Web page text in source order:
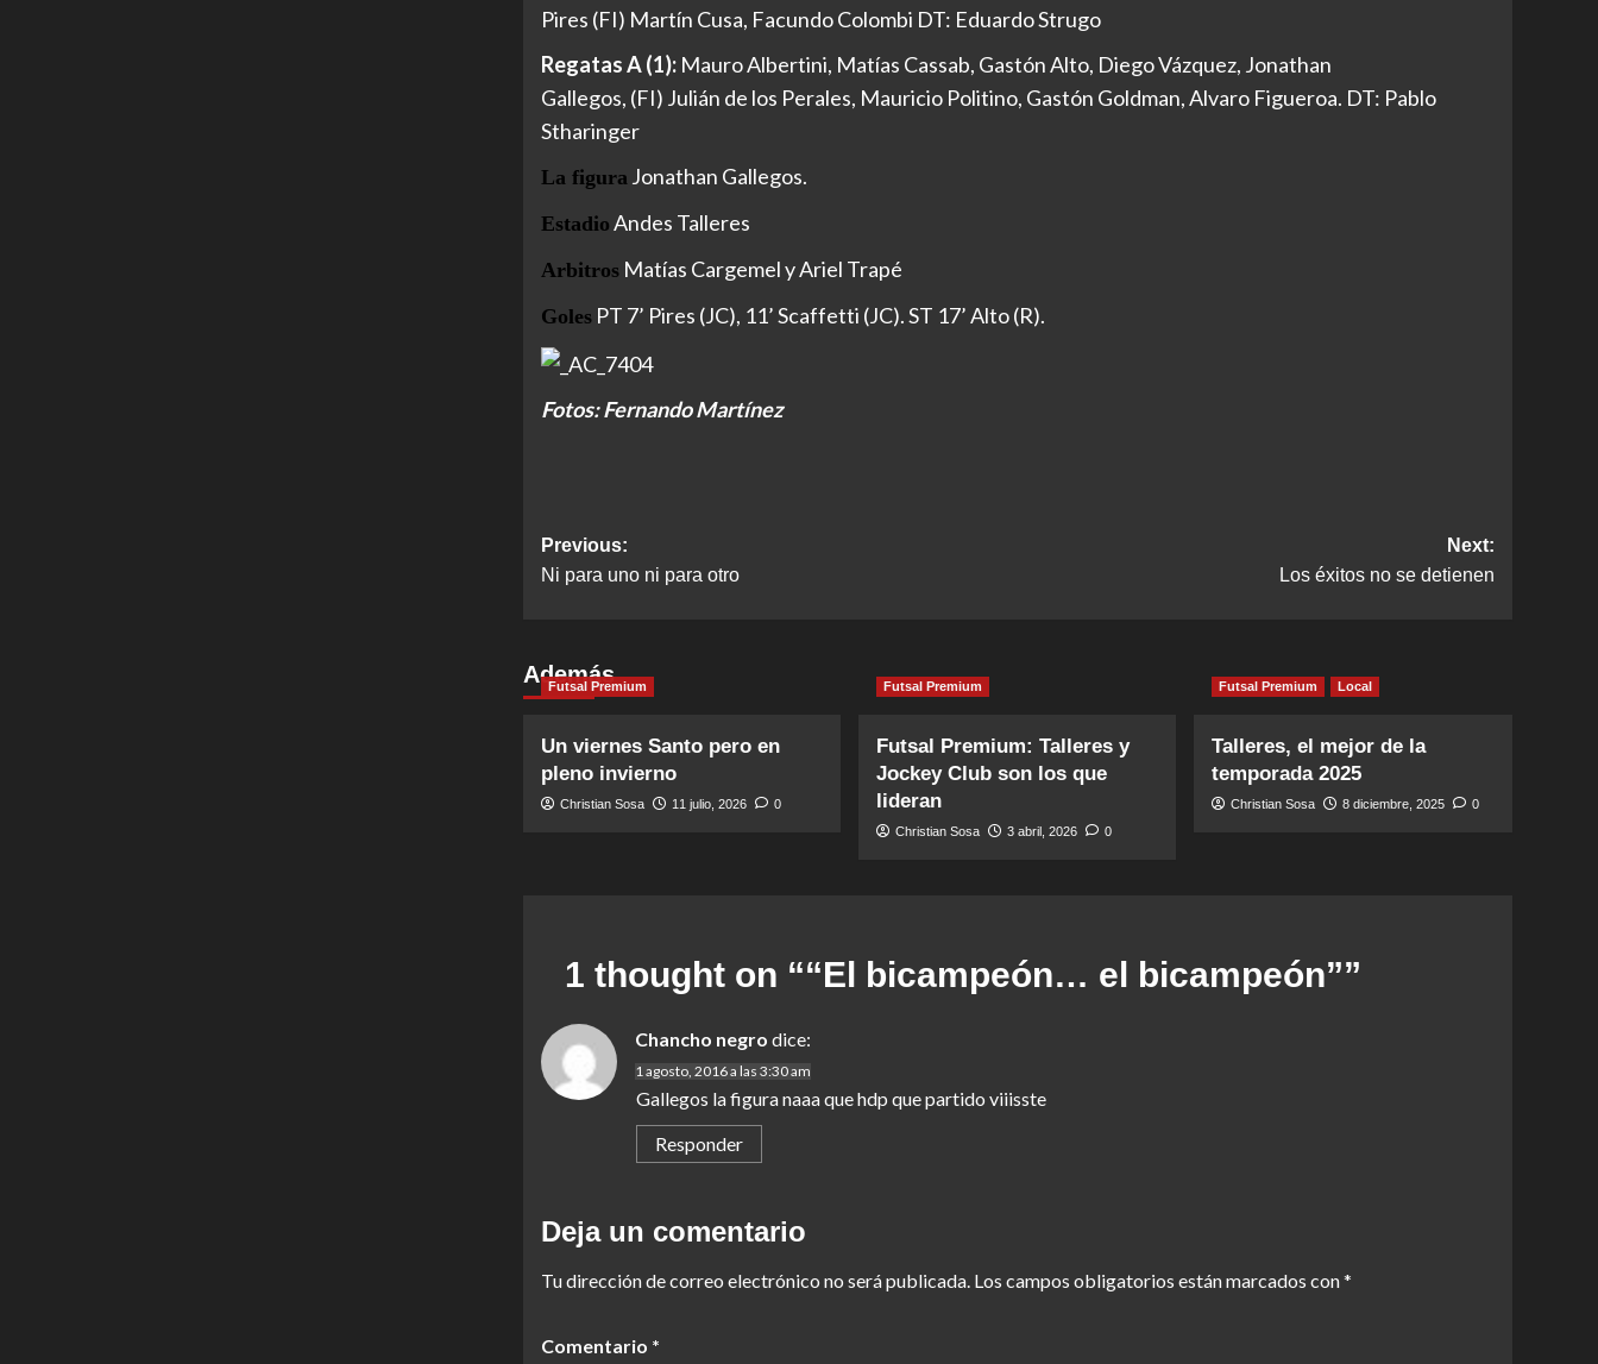
Pires (FI) Martín Cusa, Facundo Colombi DT: Eduardo Strugo
Regatas A (1):Mauro Albertini, Matías Cassab, Gastón Alto, Diego Vázquez, Jonathan
Gallegos, (FI) Julián de los Perales, Mauricio Politino, Gastón Goldman, Alvaro Figueroa. DT: Pablo
Stharinger
La figura Jonathan Gallegos.
Estadio Andes Talleres
ArbitrosMatías Cargemel y Ariel Trapé
GolesPT 7’ Pires (JC), 11’ Scaffetti (JC). ST 17’ Alto (R).
Fotos: Fernando Martínez
Post
navigation
Previous:
Ni para uno ni para otro
Next:
Los éxitos no se detienen
Además
Futsal Premium
Un viernes Santo pero en
pleno invierno
Christian Sosa 11 julio, 2026 0
Futsal Premium
Futsal Premium: Talleres y
Jockey Club son los que
lideran
Christian Sosa 3 abril, 2026 0
Futsal Premium Local
Talleres, el mejor de la
temporada 2025
Christian Sosa 8 diciembre, 2025 0
1 thought on ““El bicampeón… el bicampeón””
Chancho negro dice:
1 agosto, 2016 a las 3:30 am
Gallegos la figura naaa que hdp que partido viiisste
Responder
Deja un comentario
Tu dirección de correo electrónico no será publicada. Los campos obligatorios están marcados con*
Comentario *